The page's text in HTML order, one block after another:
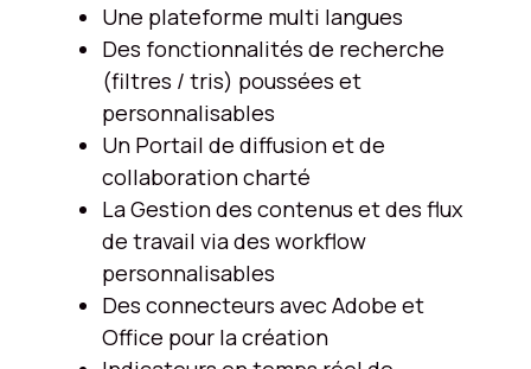
Une plateforme multi langues​
Des fonctionnalités de recherche
(filtres / tris) poussées et
personnalisables
Un Portail de diffusion et de
collaboration charté
La Gestion des contenus et des flux
de travail via des workflow
personnalisables
Des connecteurs avec Adobe et
Office pour la création